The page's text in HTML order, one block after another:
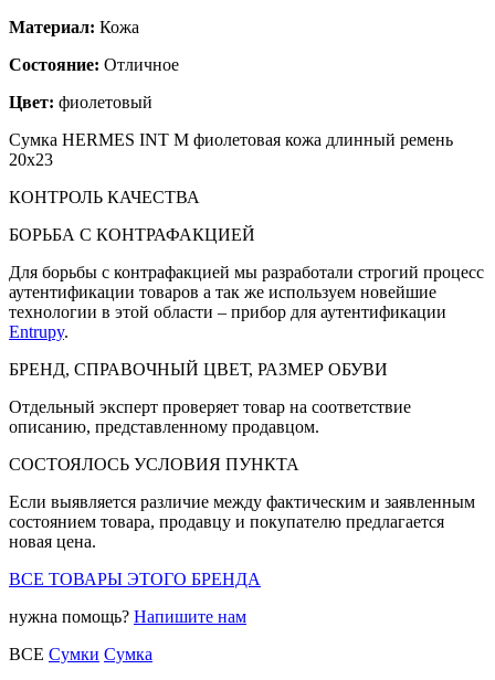
Материал: Кожа
Состояние: Отличное
Цвет: фиолетовый
Сумка HERMES INT M фиолетовая кожа длинный ремень
20х23
КОНТРОЛЬ КАЧЕСТВА
БОРЬБА С КОНТРАФАКЦИЕЙ
Для борьбы с контрафакцией мы разработали строгий процесс
аутентификации товаров а так же используем новейшие
технологии в этой области – прибор для аутентификации
Entrupy.
БРЕНД, СПРАВОЧНЫЙ ЦВЕТ, РАЗМЕР ОБУВИ
Отдельный эксперт проверяет товар на соответствие
описанию, представленному продавцом.
СОСТОЯЛОСЬ УСЛОВИЯ ПУНКТА
Если выявляется различие между фактическим и заявленным
состоянием товара, продавцу и покупателю предлагается
новая цена.
ВСЕ ТОВАРЫ ЭТОГО БРЕНДА
нужна помощь? Напишите нам
ВСЕ Сумки Сумка